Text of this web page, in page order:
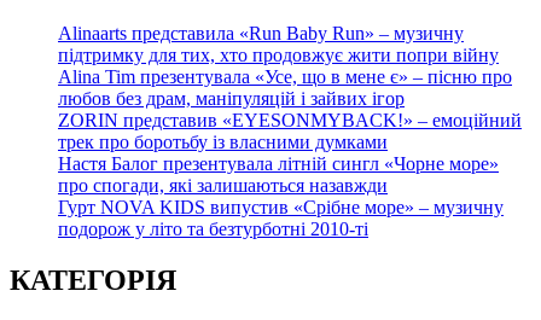
Alinaarts представила «Run Baby Run» – музичну
підтримку для тих, хто продовжує жити попри війну
Alina Tim презентувала «Усе, що в мене є» – пісню про
любов без драм, маніпуляцій і зайвих ігор
ZORIN представив «EYESONMYBACK!» – емоційний
трек про боротьбу із власними думками
Настя Балог презентувала літній сингл «Чорне море»
про спогади, які залишаються назавжди
Гурт NOVA KIDS випустив «Срібне море» – музичну
подорож у літо та безтурботні 2010-ті
КАТЕГОРІЯ